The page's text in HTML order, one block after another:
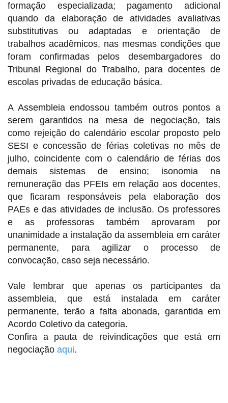
formação especializada; pagamento adicional
quando da elaboração de atividades avaliativas
substitutivas ou adaptadas e orientação de
trabalhos acadêmicos, nas mesmas condições que
foram confirmadas pelos desembargadores do
Tribunal Regional do Trabalho, para docentes de
escolas privadas de educação básica.
A Assembleia endossou também outros pontos a
serem garantidos na mesa de negociação, tais
como rejeição do calendário escolar proposto pelo
SESI e concessão de férias coletivas no mês de
julho, coincidente com o calendário de férias dos
demais sistemas de ensino; isonomia na
remuneração das PFEIs em relação aos docentes,
que ficaram responsáveis pela elaboração dos
PAEs e das atividades de inclusão. Os professores
e as professoras também aprovaram por
unanimidade a instalação da assembleia em caráter
permanente, para agilizar o processo de
convocação, caso seja necessário.
Vale lembrar que apenas os participantes da
assembleia, que está instalada em caráter
permanente, terão a falta abonada, garantida em
Acordo Coletivo da categoria.
Confira a pauta de reivindicações que está em
negociação aqui.